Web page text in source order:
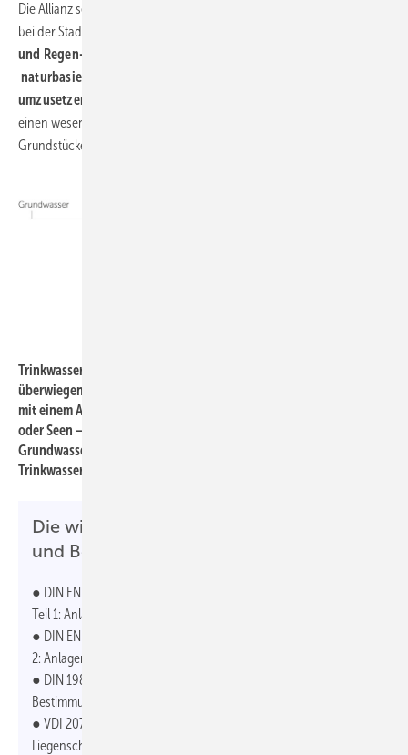
Die Allianz setzt sich für einen möglichst naturnahen Wasserkreislauf
bei der Stadtentwicklung ein.
und Regen- und Betriebswasser zu nutzen gehört zu den
naturbasierten Lösungen, die laut BTGA besonders einfach
umzusetzen sind.
einen wesentlichen Beitrag in Gebäuden und auf bewirtschafteten
Grundstücken leisten“, so Ernst.
Trinkwasser wird in Deutschland mit einem Anteil von 61,8 %
überwiegend aus Grundwasser gewonnen. An zweiter Stelle stehen
mit einem Anteil von 30,0 % Oberflächengewässer – etwa Flüsse
oder Seen – einschließlich angereichertem und uferfiltriertem
Grundwasser. Frei zutage tretendes Quellwasser trägt mit 8,2 % zur
Trinkwassergewinnung bei.
Die wichtigsten Regelwerke zur Regen-
und Betriebswassernutzung
● DIN EN 16941-1 „Vor-Ort-Anlagen für Nicht-Trinkwasser –
Teil 1: Anlagen für die Verwendung von Regenwasser“
● DIN EN 16941-2 „Vor-Ort-Anlagen für Nicht-Trinkwasser – Teil
2: Anlagen für die Verwendung von behandeltem Grauwasser“
● DIN 1989-100 „Regenwassernutzungsanlagen – Teil 100:
Bestimmungen in Verbindung mit DIN EN 16941-1“
● VDI 2070 „Betriebswassermanagement für Gebäude und
Liegenschaften“